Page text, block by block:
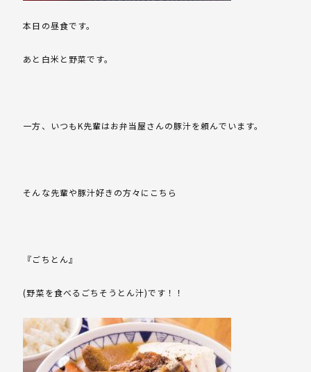
本日の昼食です。
あと白米と野菜です。
一方、いつもK先輩はお弁当屋さんの豚汁を頼んでいます。
そんな先輩や豚汁好きの方々にこちら
『ごちとん』
(野菜を食べるごちそうとん汁)です！！